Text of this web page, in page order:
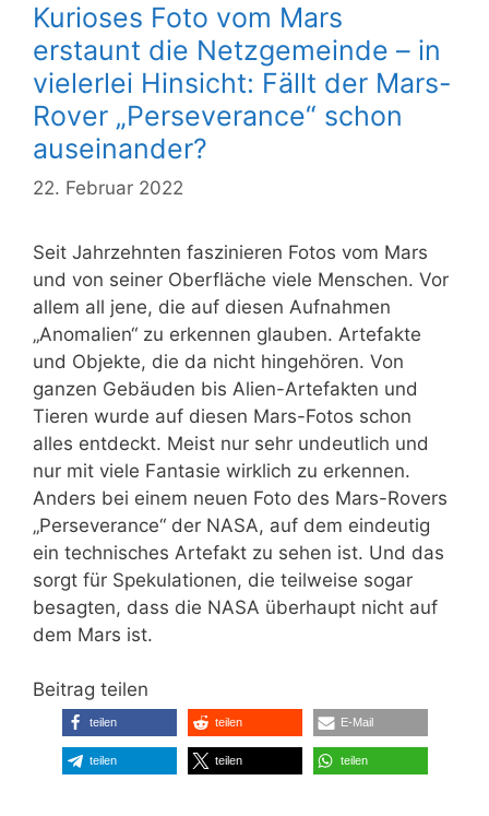
Kurioses Foto vom Mars
erstaunt die Netzgemeinde – in
vielerlei Hinsicht: Fällt der Mars-
Rover „Perseverance“ schon
auseinander?
22. Februar 2022
Seit Jahrzehnten faszinieren Fotos vom Mars
und von seiner Oberfläche viele Menschen. Vor
allem all jene, die auf diesen Aufnahmen
„Anomalien“ zu erkennen glauben. Artefakte
und Objekte, die da nicht hingehören. Von
ganzen Gebäuden bis Alien-Artefakten und
Tieren wurde auf diesen Mars-Fotos schon
alles entdeckt. Meist nur sehr undeutlich und
nur mit viele Fantasie wirklich zu erkennen.
Anders bei einem neuen Foto des Mars-Rovers
„Perseverance“ der NASA, auf dem eindeutig
ein technisches Artefakt zu sehen ist. Und das
sorgt für Spekulationen, die teilweise sogar
besagten, dass die NASA überhaupt nicht auf
dem Mars ist.
Beitrag teilen
teilen teilen E-Mail
teilen teilen teilen